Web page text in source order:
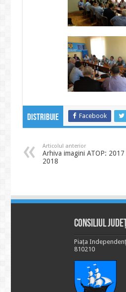
Distribuie Facebook
Articolul anterior
Arhiva imagini ATOP: 2017
2018
Consiliul
Piața
810210